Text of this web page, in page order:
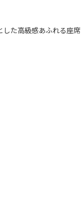
た高級感あふれる座席